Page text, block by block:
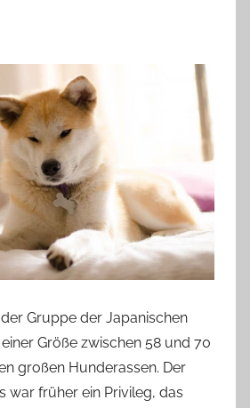
Gruppe der Japanischen
Größe zwischen 58 und 70
großen Hunderassen. Der
war früher ein Privileg, das